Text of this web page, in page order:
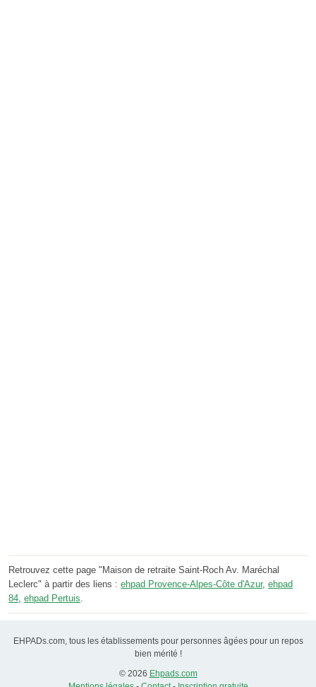
Retrouvez cette page "Maison de retraite Saint-Roch Av. Maréchal
Leclerc" à partir des liens : ehpad Provence-Alpes-Côte d'Azur, ehpad
84, ehpad Pertuis.
EHPADs.com, tous les établissements pour personnes âgées pour un repos
bien mérité !
© 2026 Ehpads.com